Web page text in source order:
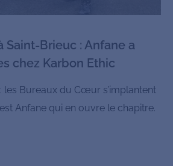
Saint-Brieuc : Anfane a
chez Karbon Ethic
: les Bureaux du Cœur s’implantent
Anfane qui en ouvre le chapitre.